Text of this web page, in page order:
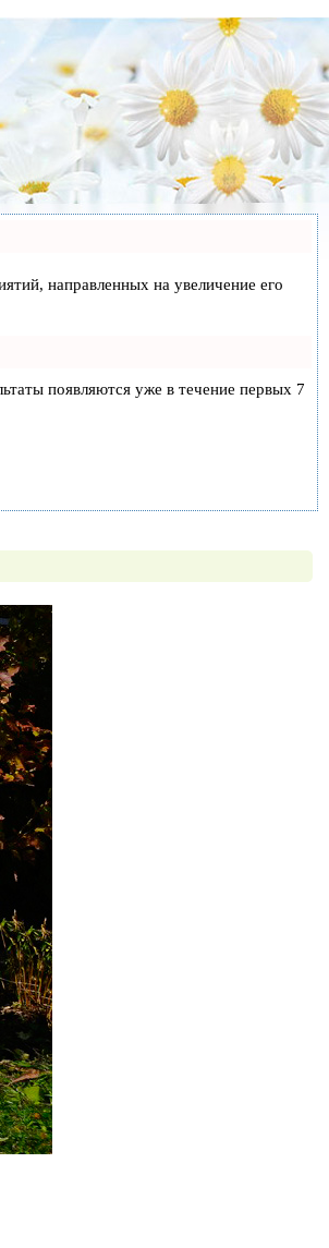
направленных на увеличение его
появляются уже в течение первых 7